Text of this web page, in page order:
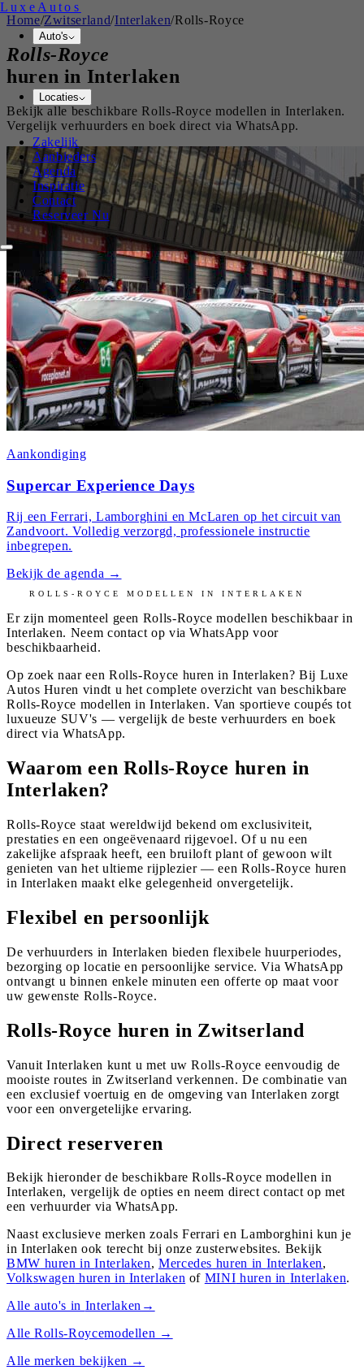
Luxe Autos
Auto's
Locaties
Zakelijk
Aanbieders
Agenda
Inspiratie
Contact
Reserveer Nu
Home/Zwitserland/Interlaken/Rolls-Royce
Rolls-Royce
huren in Interlaken
Bekijk alle beschikbareRolls-Royce modellen in Interlaken.
Vergelijk verhuurders en boek direct via WhatsApp.
Aankondiging
Supercar Experience Days
Rij een Ferrari, Lamborghini en McLaren op het circuit van
Zandvoort. Volledig verzorgd, professionele instructie
inbegrepen.
Bekijk de agenda →
ROLLS-ROYCE MODELLEN ININTERLAKEN
Er zijn momenteel geen Rolls-Royce modellen beschikbaar in
Interlaken. Neem contact op via WhatsApp voor
beschikbaarheid.
Op zoek naar een Rolls-Royce huren in Interlaken? Bij Luxe
Autos Huren vindt u het complete overzicht van beschikbare
Rolls-Royce modellen in Interlaken. Van sportieve coupés tot
luxueuze SUV's — vergelijk de beste verhuurders en boek
direct via WhatsApp.
Waarom een Rolls-Royce huren in
Interlaken?
Rolls-Royce staat wereldwijd bekend om exclusiviteit,
prestaties en een ongeëvenaard rijgevoel. Of u nu een
zakelijke afspraak heeft, een bruiloft plant of gewoon wilt
genieten van het ultieme rijplezier — een Rolls-Royce huren
in Interlaken maakt elke gelegenheid onvergetelijk.
Flexibel en persoonlijk
De verhuurders in Interlaken bieden flexibele huurperiodes,
bezorging op locatie en persoonlijke service. Via WhatsApp
ontvangt u binnen enkele minuten een offerte op maat voor
uw gewenste Rolls-Royce.
Rolls-Royce huren in Zwitserland
Vanuit Interlaken kunt u met uw Rolls-Royce eenvoudig de
mooiste routes in Zwitserland verkennen. De combinatie van
een exclusief voertuig en de omgeving van Interlaken zorgt
voor een onvergetelijke ervaring.
Direct reserveren
Bekijk hieronder de beschikbare Rolls-Royce modellen in
Interlaken, vergelijk de opties en neem direct contact op met
een verhuurder via WhatsApp.
Naast exclusieve merken zoals Ferrari en Lamborghini kun je
in Interlaken ook terecht bij onze zusterwebsites. Bekijk
BMW huren inInterlaken,Mercedes huren in Interlaken,
Volkswagen huren in Interlaken of MINI huren in Interlaken.
Alle auto's in Interlaken →
AlleRolls-Roycemodellen →
Alle merken bekijken →